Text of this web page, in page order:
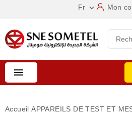
Fr  Mon

Accueil APPAREILS DE TEST ET